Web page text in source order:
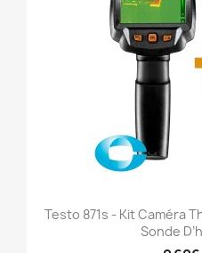
Testo 871s - Kit Caméra
Sonde